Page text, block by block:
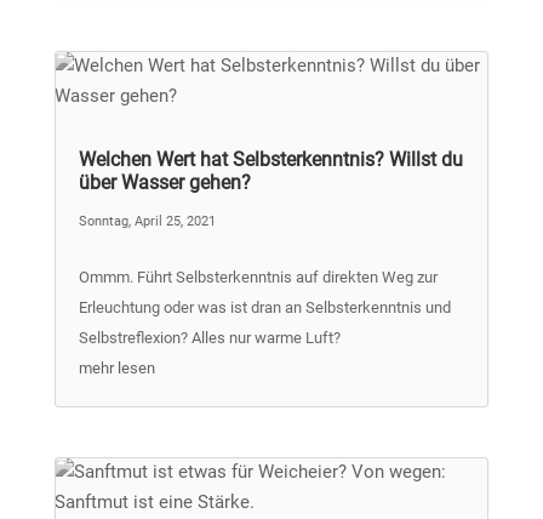
Welchen Wert hat Selbsterkenntnis? Willst du
über Wasser gehen?
Sonntag, April 25, 2021
Ommm. Führt Selbsterkenntnis auf direkten Weg zur
Erleuchtung oder was ist dran an Selbsterkenntnis und
Selbstreflexion? Alles nur warme Luft?
mehr lesen